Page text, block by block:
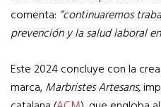
comenta: ”continuaremos
prevención y la salud laboral
Este 2024 concluye con la
marca,Marbristes Artesans,